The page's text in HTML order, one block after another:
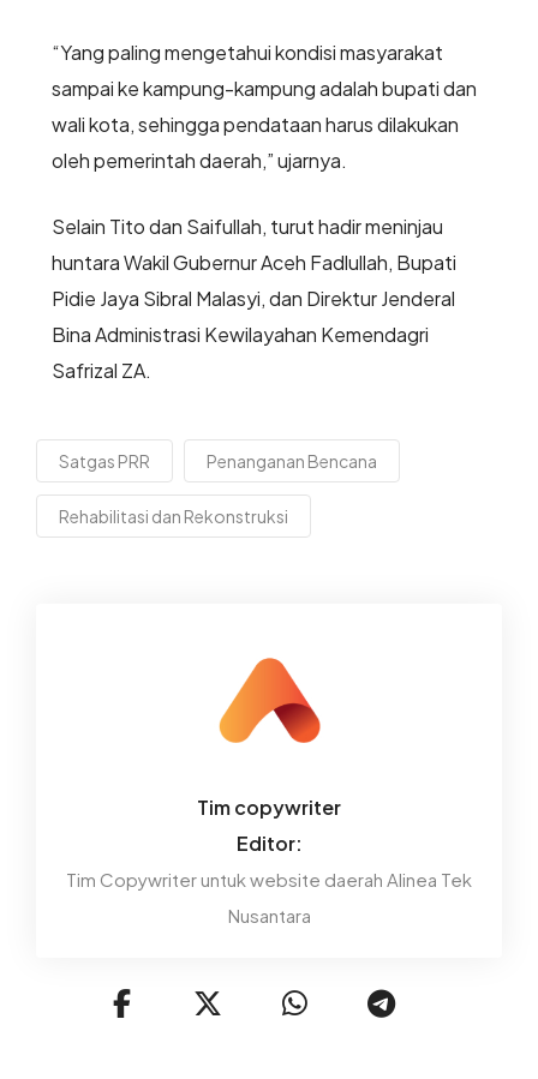
“Yang paling mengetahui kondisi masyarakat
sampai ke kampung-kampung adalah bupati dan
wali kota, sehingga pendataan harus dilakukan
oleh pemerintah daerah,” ujarnya.
Selain Tito dan Saifullah, turut hadir meninjau
huntara Wakil Gubernur Aceh Fadlullah, Bupati
Pidie Jaya Sibral Malasyi, dan Direktur Jenderal
Bina Administrasi Kewilayahan Kemendagri
Safrizal ZA.
Satgas PRR Penanganan Bencana
Rehabilitasi dan Rekonstruksi
Tim copywriter
Editor:
Tim Copywriter untuk website daerah Alinea Tek
Nusantara